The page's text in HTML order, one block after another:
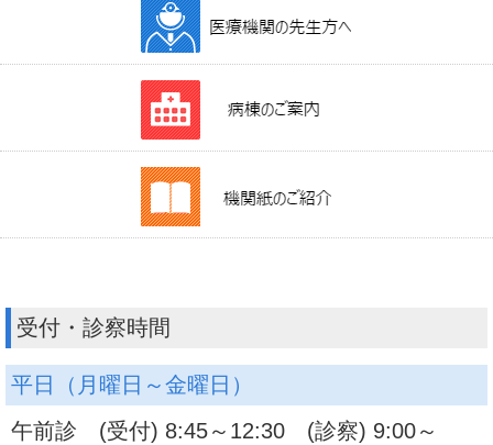
受付・診察時間
平日（月曜日～金曜日）
午前診 (受付) 8:45～12:30 (診察) 9:00～